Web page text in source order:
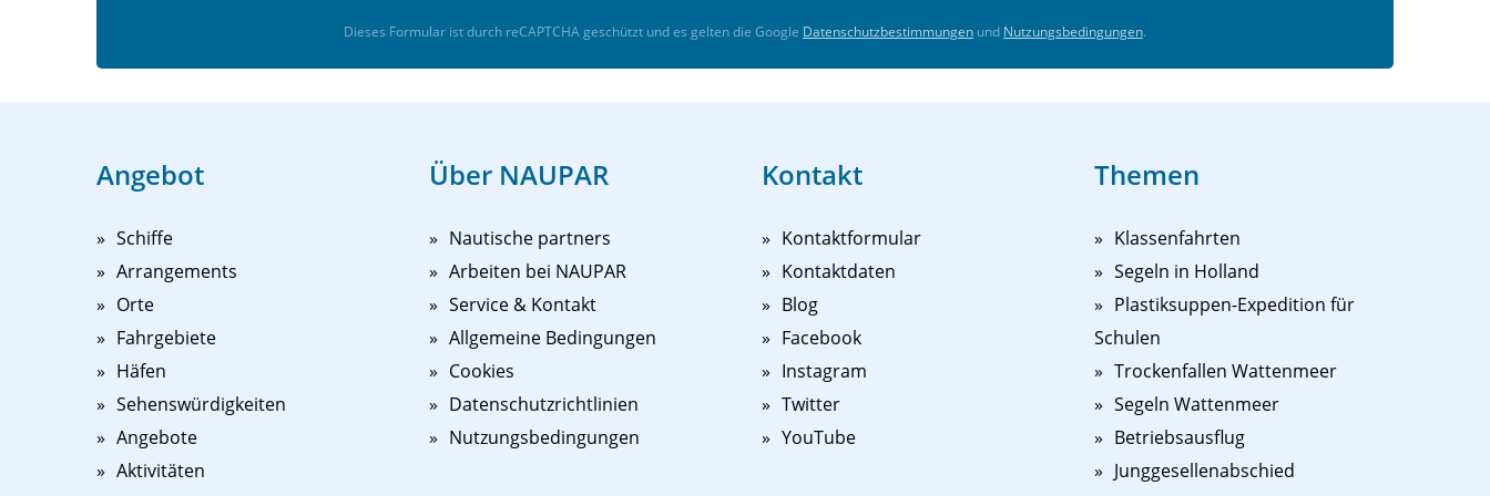
Alle Kurse werden von erfahrenen Lehrern gegeben und der Spaß am Segeln steht im Vordergrund.
Dieses Formular ist durch reCAPTCHA geschützt und es gelten die Google Datenschutzbestimmungen und Nutzungsbedingungen.
Angebot
Schiffe
Arrangements
Orte
Fahrgebiete
Häfen
Sehenswürdigkeiten
Angebote
Aktivitäten
Über NAUPAR
Nautische partners
Arbeiten bei NAUPAR
Service & Kontakt
Allgemeine Bedingungen
Cookies
Datenschutzrichtlinien
Nutzungsbedingungen
Kontakt
Kontaktformular
Kontaktdaten
Blog
Facebook
Instagram
Twitter
YouTube
Themen
Klassenfahrten
Segeln in Holland
Plastiksuppen-Expedition für
Schulen
Trockenfallen Wattenmeer
Segeln Wattenmeer
Betriebsausflug
Junggesellenabschied